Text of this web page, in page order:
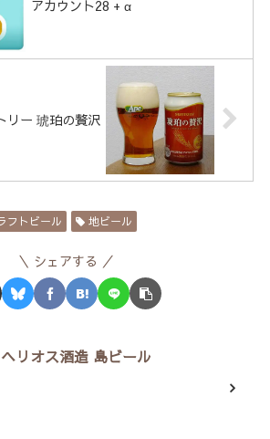
アカウント28 + α
リー 琥珀の贅沢
フトビール 地ビール
シェアする
ヘリオス酒造 島ビール